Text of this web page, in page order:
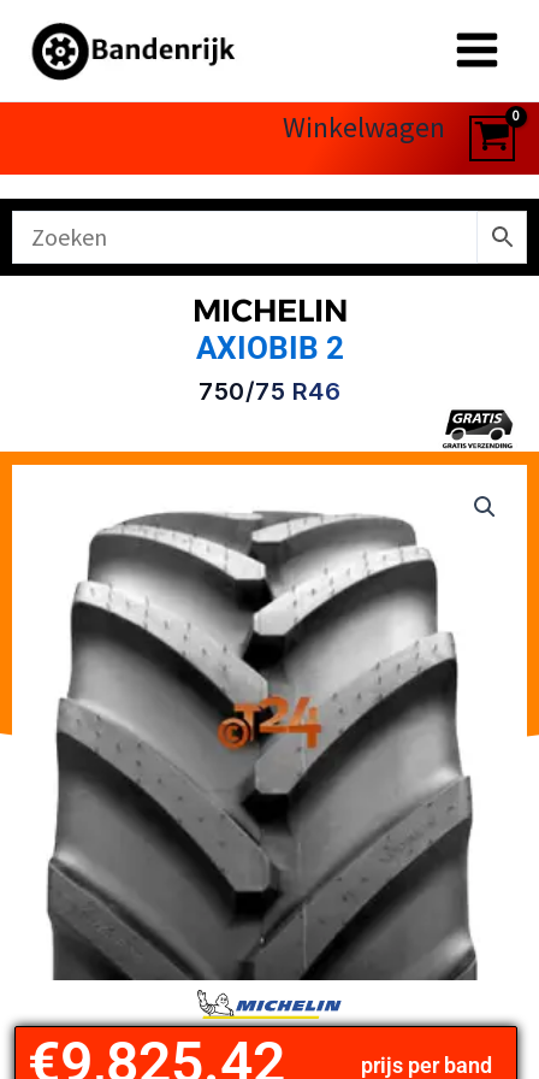
naar
Winkelwagen
MICHELIN
AXIOBIB 2
750/75 R46
prijs per band
€9,825.42